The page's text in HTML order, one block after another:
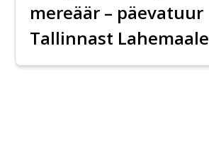
mereäär – päevatuur
Tallinnast Lahemaale